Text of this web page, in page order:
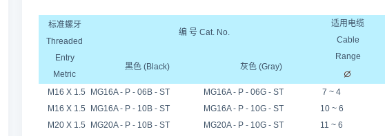
标准螺牙
Threaded
Entry
Metric
编 号 Cat. No.
适用电缆
Cable
Range
黑色 (Black)
灰色 (Gray)
M16 X 1.5
M16 X 1.5
M20 X 1.5
MG16A - P - 06B - ST
MG16A - P - 10B - ST
MG20A - P - 10B - ST
MG16A - P - 06G - ST
MG16A - P - 10G - ST
MG20A - P - 10G - ST
7 ~ 4
10 ~ 6
11 ~ 6